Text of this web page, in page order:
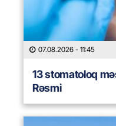
07.08.2026 - 11:45
13 stomatoloq
Rəsmi